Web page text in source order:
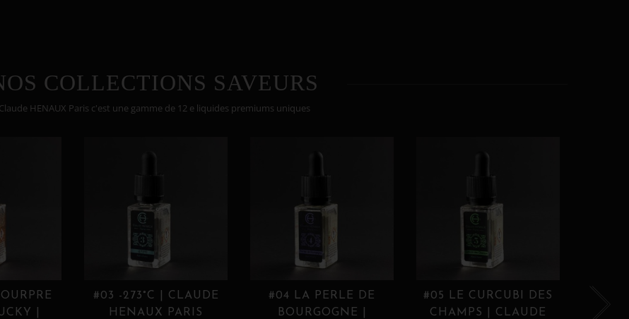
COLLECTIONS SAVEURS
Claude HENAUX Paris c'est une gamme de 12 e liquides premiums uniques
|
#03 -273°C | CLAUDE
HENAUX PARIS
#04 LA PERLE DE
BOURGOGNE |
#05 LE CURCUBI DES
CHAMPS | CLAUDE